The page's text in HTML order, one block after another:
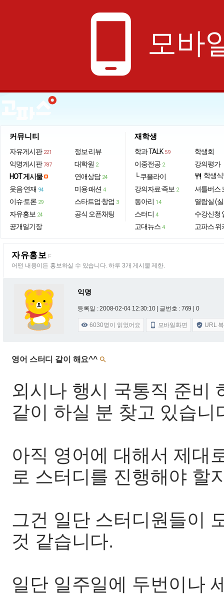
phone_android 모바
커뮤니티
자유게시판 221
익명게시판 787
HOT 게시물
웃음·연재 94
이슈·토론 29
자유홍보 24
공개일기장
정보·리뷰
대학원 2
연애상담 24
미용·패션 4
스타트업·창업 3
공식 오픈채팅
재학생
학과 TALK 59
이중전공 2
└ 쿠플라이
강의자료·족보 2
동아리 14
스터디 4
고대뉴스 4
학생회
강의평가
restaurant 학생
셔틀버스
열람실 (
수강신청
고파스 위
자유홍보 F
어떤 내용이든 홍보하실 수 있습니다. 하루 3개 게시물 제한.
익명
등록일 : 2008-02-04 12:30:10 | 글번호 : 769 | 0
 6030명이 읽었어요  모바일화면  URL
영어 스터디 같이 해요^^ 
외시나 행시 국통직 준비
같이 하실 분 찾고 있습니
아직 영어에 대해서 제대
로 스터디를 진행해야 할
그건 일단 스터디원들이
것 같습니다.
일단 일주일에 두번이나